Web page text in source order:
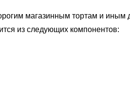
магазинным тортам и иным
из следующих компонентов: